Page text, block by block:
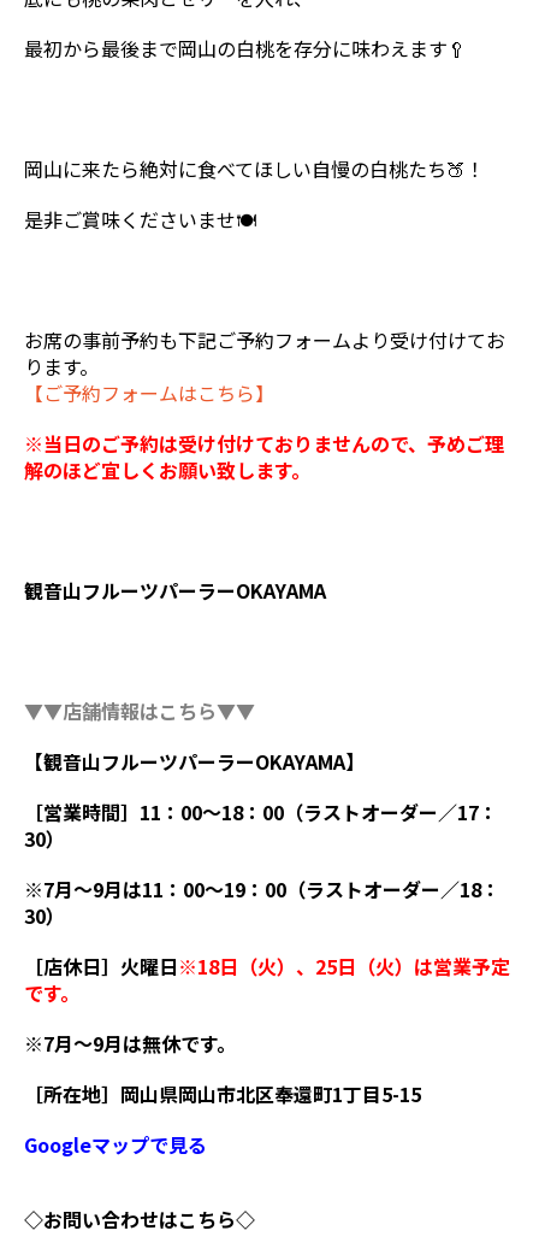
最初から最後まで岡山の白桃を存分に味わえます🥄
岡山に来たら絶対に食べてほしい自慢の白桃たち🍑！
是非ご賞味くださいませ🍽
お席の事前予約も下記ご予約フォームより受け付けてお
ります。
【ご予約フォームはこちら】
※当日のご予約は受け付けておりませんので、 予めご理
解のほど宜しくお願い致します。
観音山フルーツパーラーOKAYAMA
▼▼店舗情報はこちら▼▼
【観音山フルーツパーラーOKAYAMA】
［営業時間］11：00～18：00（ラストオーダー／17：
30）
※7月～9月は11：00～19：00（ラストオーダー／18：
30）
［店休日］火曜日※18日（火）、25日（火）は営業予定
です。
※7月～9月は無休です。
［所在地］岡山県岡山市北区奉還町1丁目5-15
Googleマップで見る
◇お問い合わせはこちら◇